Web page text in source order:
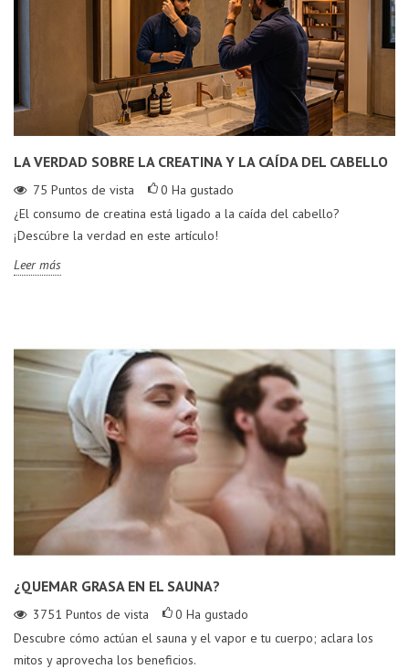
LA VERDAD SOBRE LA CREATINA Y LA CAÍDA DEL CABELLO
75 Puntos de vista 0 Ha gustado
¿El consumo de creatina está ligado a la caída del cabello?
¡Descúbre la verdad en este artículo!
Leer más
¿QUEMAR GRASA EN EL SAUNA?
3751 Puntos de vista 0 Ha gustado
Descubre cómo actúan el sauna y el vapor e tu cuerpo; aclara los
mitos y aprovecha los beneficios.